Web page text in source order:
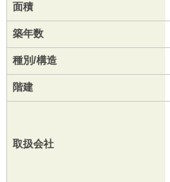
面積
築年数
種別/構造
階建
取扱会社